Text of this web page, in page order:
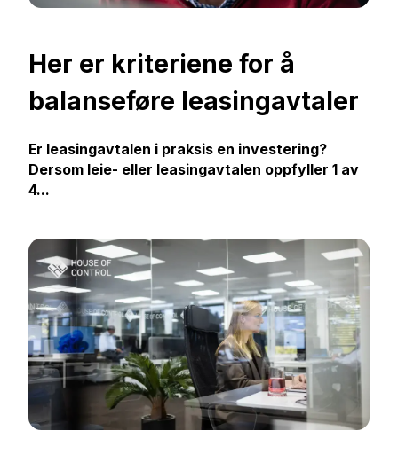
Her er kriteriene for å
balanseføre leasingavtaler
Er leasingavtalen i praksis en investering?
Dersom leie- eller leasingavtalen oppfyller 1 av
4...